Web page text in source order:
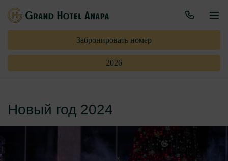
Забронировать номер
2026
Новый год 2024